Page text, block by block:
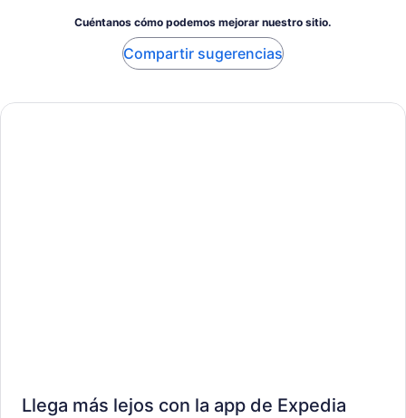
Cuéntanos cómo podemos mejorar nuestro sitio.
Compartir sugerencias
Llega más lejos con la app de Expedia